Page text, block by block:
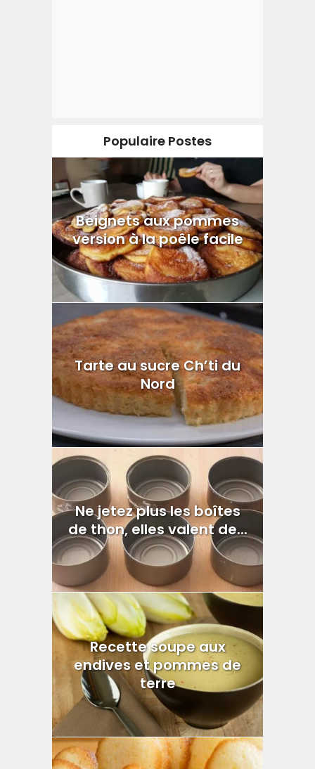
Populaire Postes
Beignets aux pommes
version à la poêle facile
Tarte au sucre Ch’ti du
Nord
Ne jetez plus les boîtes
de thon, elles valent de...
Recette soupe aux
endives et pommes de
terre